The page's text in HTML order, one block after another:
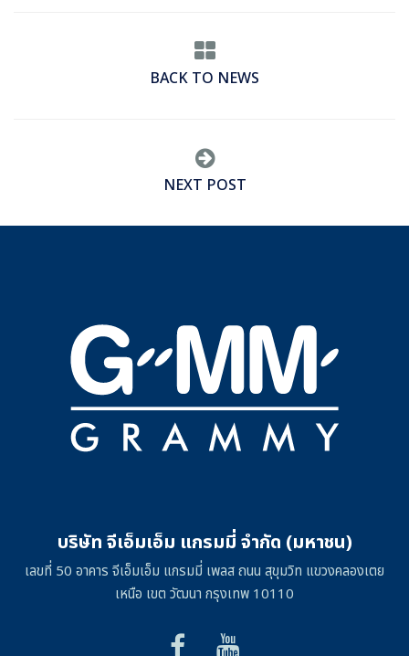
BACK TO NEWS
NEXT POST
บริษัท จีเอ็มเอ็ม แกรมมี่ จำกัด (มหาชน)
เลขที่ 50 อาคาร จีเอ็มเอ็ม แกรมมี่ เพลส ถนน สุขุมวิท แขวงคลองเตย
เหนือ เขต วัฒนา กรุงเทพ 10110